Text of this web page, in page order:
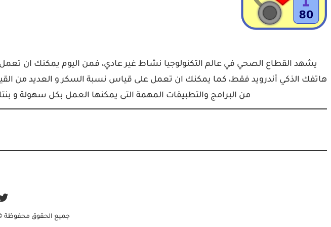
يشهد القطاع الصحي في عالم التكنولوجيا نشاط غير عادي، فمن اليوم يمكنك ان
هاتفك الذكي أندرويد فقط، كما يمكنك ان تعمل على قياس نسبة السكر و العديد من
من البرامج والتطبيقات المهمة التى يمكنها العمل بكل سهولة و
جميع الحقوق محفوظة © 2026 – 2013 | مدونة عرب